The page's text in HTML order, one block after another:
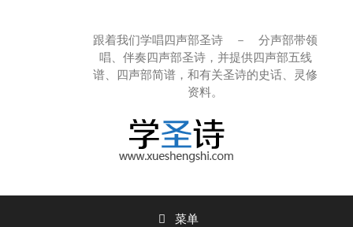
跟着我们学唱四声部圣诗 － 分声部带领
唱、伴奏四声部圣诗，并提供四声部五线
谱、四声部简谱，和有关圣诗的史话、灵修
资料。
菜单